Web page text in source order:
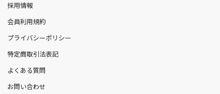
採用情報
会員利用規約
プライバシーポリシー
特定商取引法表記
よくある質問
お問い合わせ